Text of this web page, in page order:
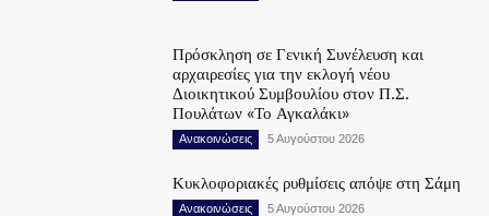
Πρόσκληση σε Γενική Συνέλευση και
αρχαιρεσίες για την εκλογή νέου
Διοικητικού Συμβουλίου στον Π.Σ.
Πουλάτων «Το Αγκαλάκι»
Ανακοινώσεις 5 Αυγούστου 2026
Κυκλοφοριακές ρυθμίσεις απόψε στη Σάμη
Ανακοινώσεις 5 Αυγούστου 2026